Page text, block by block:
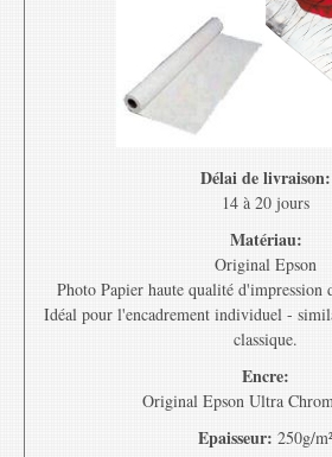
Délai de livraison:
14 à 20 jours
Matériau:
Original Epson
Photo Papier haute qualité
Idéal pour l'encadrement individuel -
classique.
Encre:
Original Epson Ultra
Epaisseur: 250g/m²